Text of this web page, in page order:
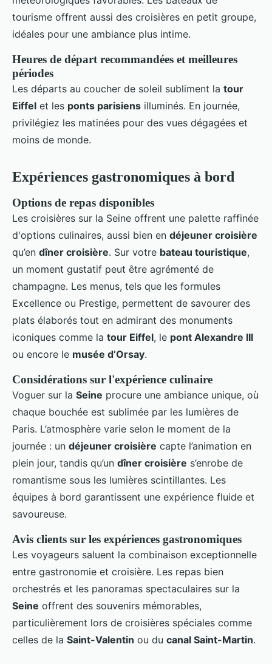
tourisme offrent aussi des croisières en petit groupe,
idéales pour une ambiance plus intime.
Heures de départ recommandées et meilleures
périodes
Les départs au coucher de soleil subliment la tour
Eiffel et les ponts parisiens illuminés. En journée,
privilégiez les matinées pour des vues dégagées et
moins de monde.
Expériences gastronomiques à bord
Options de repas disponibles
Les croisières sur la Seine offrent une palette raffinée
d'options culinaires, aussi bien en déjeuner croisière
qu’en dîner croisière. Sur votre bateau touristique,
un moment gustatif peut être agrémenté de
champagne. Les menus, tels que les formules
Excellence ou Prestige, permettent de savourer des
plats élaborés tout en admirant des monuments
iconiques comme la tour Eiffel, le pont Alexandre III
ou encore le musée d’Orsay.
Considérations sur l'expérience culinaire
Voguer sur la Seine procure une ambiance unique, où
chaque bouchée est sublimée par les lumières de
Paris. L’atmosphère varie selon le moment de la
journée : un déjeuner croisière capte l’animation en
plein jour, tandis qu’un dîner croisière s’enrobe de
romantisme sous les lumières scintillantes. Les
équipes à bord garantissent une expérience fluide et
savoureuse.
Avis clients sur les expériences gastronomiques
Les voyageurs saluent la combinaison exceptionnelle
entre gastronomie et croisière. Les repas bien
orchestrés et les panoramas spectaculaires sur la
Seine offrent des souvenirs mémorables,
particulièrement lors de croisières spéciales comme
celles de la Saint-Valentin ou du canal Saint-Martin.